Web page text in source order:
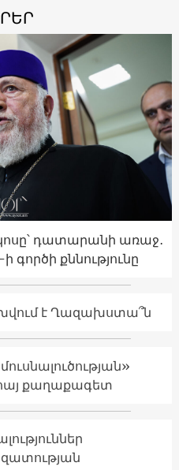
դատարանի առաջ․
գործի քննությունը
է Ղազախստա՞ն
քաղաքագետ